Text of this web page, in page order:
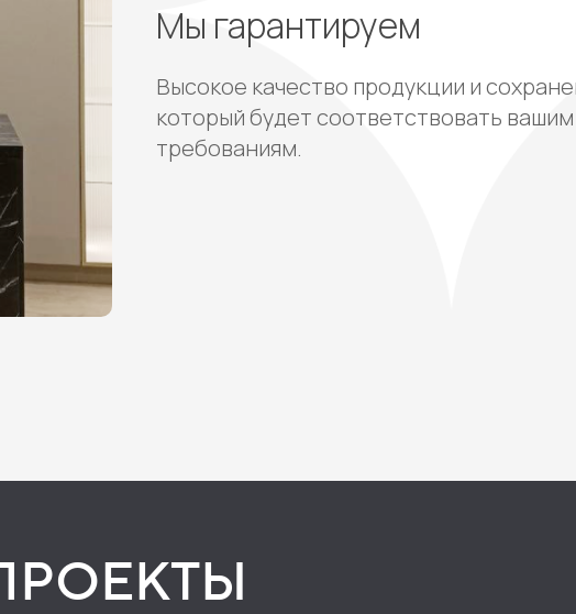
Высокое качество продукции и
который будет соответствовать
требованиям.
Мы гарантируем